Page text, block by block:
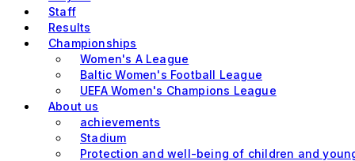
Staff
Results
Championships
Women's A League
Baltic Women's Football League
UEFA Women's Champions League
About us
achievements
Stadium
Protection and well-being of children and